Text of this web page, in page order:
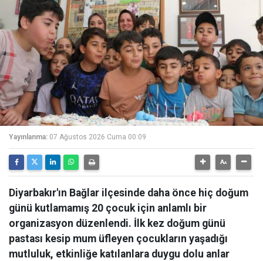
Yayınlanma: 07 Ağustos 2026 Cuma 00:09
Diyarbakır'ın Bağlar ilçesinde daha önce hiç doğum
günü kutlamamış 20 çocuk için anlamlı bir
organizasyon düzenlendi. İlk kez doğum günü
pastası kesip mum üfleyen çocukların yaşadığı
mutluluk, etkinliğe katılanlara duygu dolu anlar